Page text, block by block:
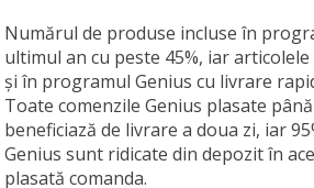
Numărul de produse incluse în
ultimul an cu peste 45%, iar
și în programul Genius cu livrare
Toate comenzile Genius plasate
beneficiază de livrare a doua zi, iar
Genius sunt ridicate din depozit în
plasată comanda.